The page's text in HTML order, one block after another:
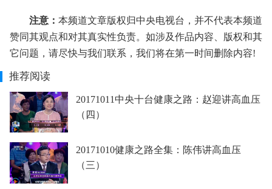
注意： 本频道文章版权归中央电视台，并不代表本频道
赞同其观点和对其真实性负责。如涉及作品内容、版权和其
它问题，请尽快与我们联系，我们将在第一时间删除内容!
推荐阅读
20171011中央十台健康之路：赵迎讲高血压
（四）
20171010健康之路全集：陈伟讲高血压
（三）